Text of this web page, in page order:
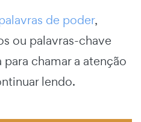
de poder,
ou palavras-chave
chamar a atenção
lendo.